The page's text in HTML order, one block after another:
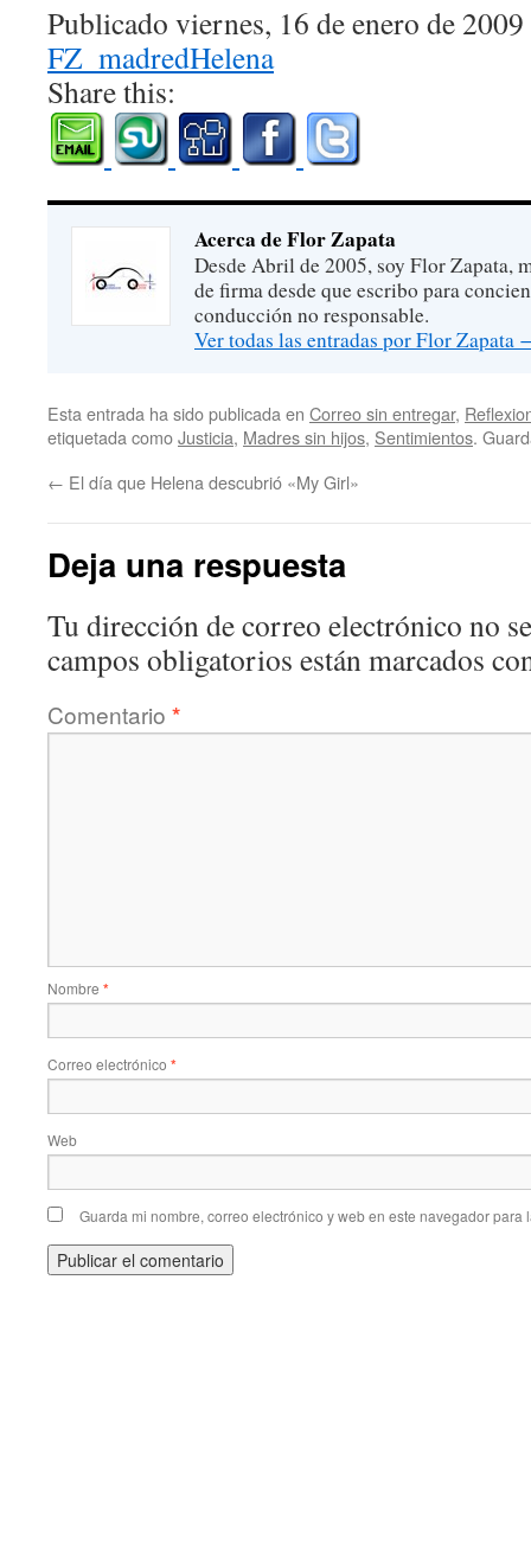
Publicado viernes, 16 de enero de
FZ_madredHelena
Share this:
Acerca de Flor Zapata
Desde Abril de 2005, soy Flor Zapata,
de firma desde que escribo para
conducción no responsable.
Ver todas las entradas por Flor Zapata
Esta entrada ha sido publicada en Correo sin entregar,
etiquetada comoJusticia, Madres sin hijos, Sentimientos.
← El día que Helena descubrió «My Girl»
Deja una respuesta
Tu dirección de correo electrónico no
campos obligatorios están marcados
Comentario *
Nombre *
Correo electrónico *
Web
Guarda mi nombre, correo electrónico y web en este navegador para